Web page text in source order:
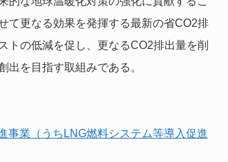
て更なる効果を発揮する最新の省CO2排
トの低減を促し、更なるCO2排出量を削
を目指す取組みである。
事業（うちLNG燃料システム等導入促進